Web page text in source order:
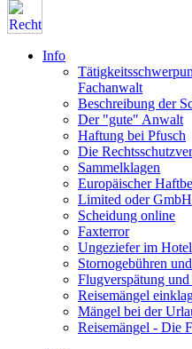
Info
Fachanwalt
Beschreibung der
Der "gute" Anwalt
Haftung bei Pfusch
Die
Sammelklagen
Europäischer
Limited oder GmbH
Scheidung online
Faxterror
Ungeziefer im Hotel
Stornogebühren
Flugverspätung
Reisemängel
Mängel bei der
Reisemängel - Die